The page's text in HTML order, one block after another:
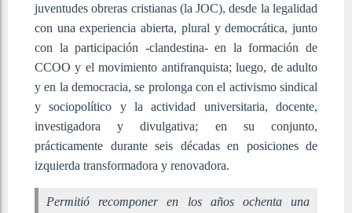
juventudes obreras cristianas (la JOC), desde la legalidad
con una experiencia abierta, plural y democrática, junto
con la participación -clandestina- en la formación de
CCOO y el movimiento antifranquista; luego, de adulto
y en la democracia, se prolonga con el activismo sindical
y sociopolítico y la actividad universitaria, docente,
investigadora y divulgativa; en su conjunto,
prácticamente durante seis décadas en posiciones de
izquierda transformadora y renovadora.
Permitió recomponer en los años ochenta una